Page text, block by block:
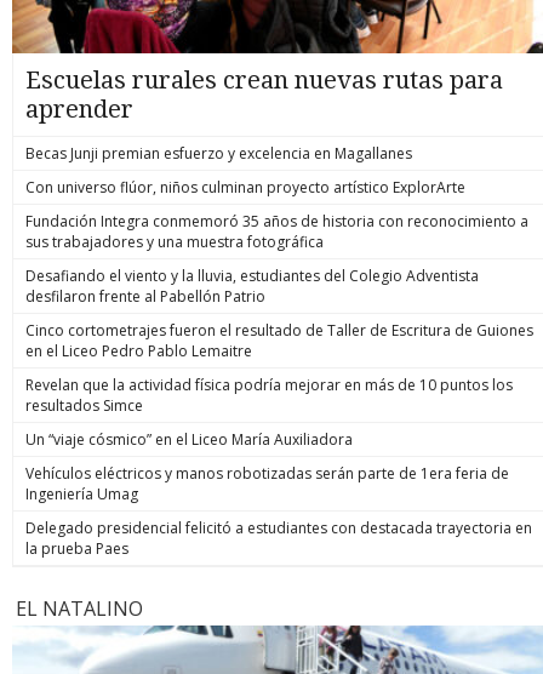
Escuelas rurales crean nuevas rutas para
aprender
Becas Junji premian esfuerzo y excelencia en Magallanes
Con universo flúor, niños culminan proyecto artístico ExplorArte
Fundación Integra conmemoró 35 años de historia con reconocimiento a
sus trabajadores y una muestra fotográfica
Desafiando el viento y la lluvia, estudiantes del Colegio Adventista
desfilaron frente al Pabellón Patrio
Cinco cortometrajes fueron el resultado de Taller de Escritura de Guiones
en el Liceo Pedro Pablo Lemaitre
Revelan que la actividad física podría mejorar en más de 10 puntos los
resultados Simce
Un “viaje cósmico” en el Liceo María Auxiliadora
Vehículos eléctricos y manos robotizadas serán parte de 1era feria de
Ingeniería Umag
Delegado presidencial felicitó a estudiantes con destacada trayectoria en
la prueba Paes
EL NATALINO